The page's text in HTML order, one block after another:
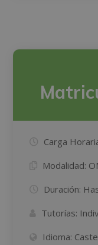
Carga
Modalidad:
Duración:
Tutorías:
Idioma: